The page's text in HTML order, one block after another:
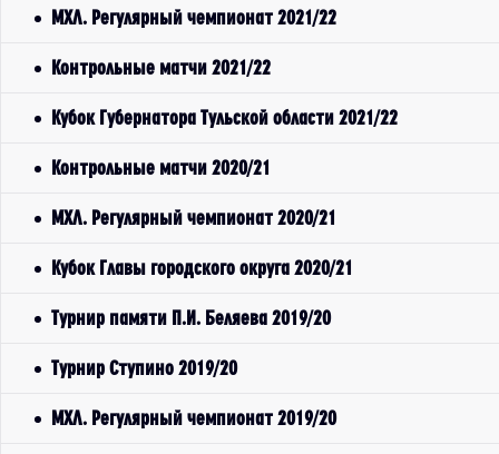
МХЛ. Регулярный чемпионат 2021/22
Контрольные матчи 2021/22
Кубок Губернатора Тульской области 2021/22
Контрольные матчи 2020/21
МХЛ. Регулярный чемпионат 2020/21
Кубок Главы городского округа 2020/21
Турнир памяти П.И. Беляева 2019/20
Турнир Ступино 2019/20
МХЛ. Регулярный чемпионат 2019/20